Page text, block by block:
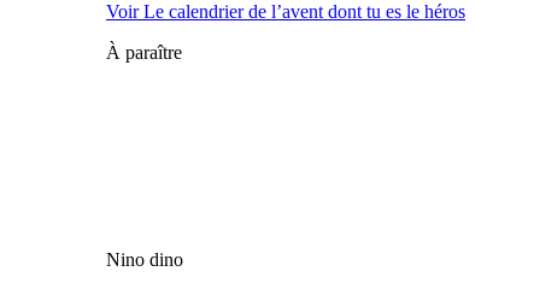
Voir Le calendrier de l’avent dont tu es le héros
À paraître
Nino dino